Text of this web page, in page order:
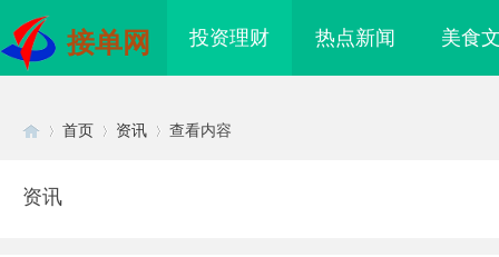
接单网 投资理财 热点新闻 美食
首页 资讯 查看内容
资讯